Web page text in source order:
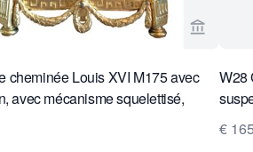
Voir la
cheminée Louis XVI M175 avec
avec mécanisme squelettisé,
en argent sur la lunette et
une cloche en argent
W28
L.
€